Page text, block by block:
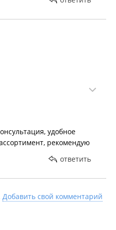
удобное
рекомендую
ответить
Добавить свой комментарий